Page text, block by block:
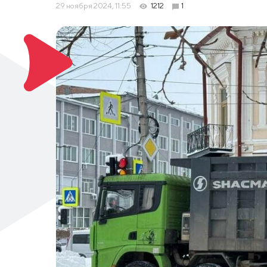
29 ноября 2024, 11:55 1212 1